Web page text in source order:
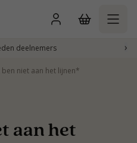
deelnemers ›
ben niet aan het lijnen*
aan het